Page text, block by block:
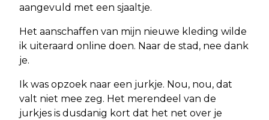
aangevuld met een sjaaltje.
Het aanschaffen van mijn nieuwe kleding wilde
ik uiteraard online doen. Naar de stad, nee dank
je.
Ik was opzoek naar een jurkje. Nou, nou, dat
valt niet mee zeg. Het merendeel van de
jurkjes is dusdanig kort dat het net over je